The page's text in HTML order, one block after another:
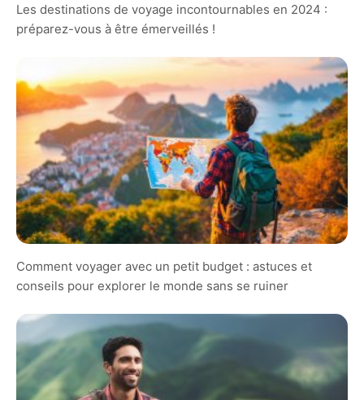
Les destinations de voyage incontournables en 2024 :
préparez-vous à être émerveillés !
Comment voyager avec un petit budget : astuces et
conseils pour explorer le monde sans se ruiner